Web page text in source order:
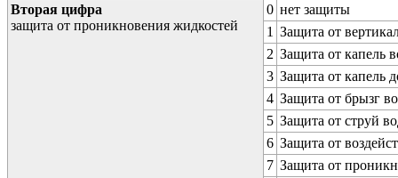
Вторая цифра
защита от проникновения жидкостей
0 нет защиты
1 Защита от
2 Защита от капель
3 Защита от капель
4 Защита от брызг
5 Защита от струй
6 Защита от
7 Защита от